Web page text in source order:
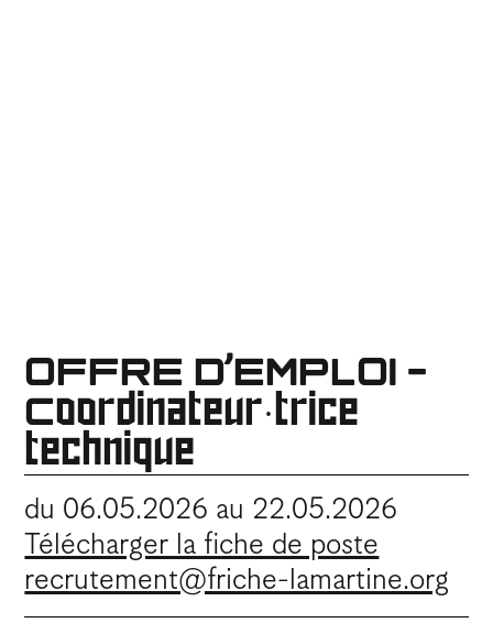
OFFRE D’EMPLOI -
Coordinateur·trice
technique
du 06.05.2026 au 22.05.2026
Télécharger la fiche de poste
recrutement@friche-lamartine.org